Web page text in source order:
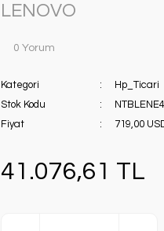
LENOVO
0 Yorum
Kategori
Hp_Ticari
Stok Kodu
Fiyat
719,00
41.076,61 TL